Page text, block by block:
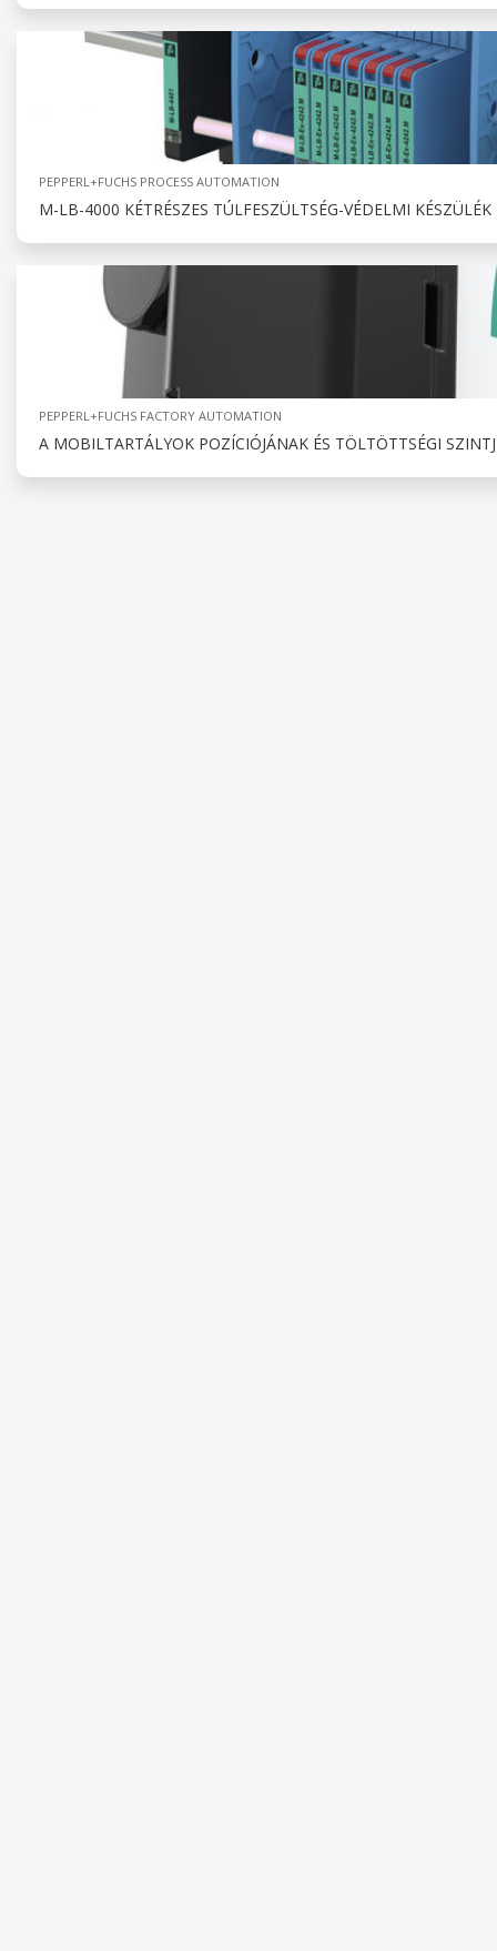
PEPPERL+FUCHS PROCESS AUTOMATION
M-LB-4000 KÉTRÉSZES TÚLFESZÜLTSÉG-VÉDELMI KÉSZÜLÉK
PEPPERL+FUCHS FACTORY AUTOMATION
A MOBILTARTÁLYOK POZÍCIÓJÁNAK ÉS TÖLTÖTTSÉGI